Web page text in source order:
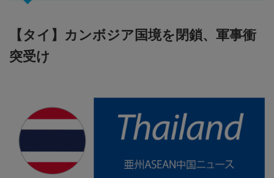
【タイ】カンボジア国境を閉鎖、軍事衝
突受け